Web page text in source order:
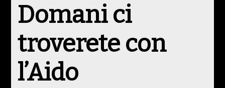
Domani ci
troverete con
l’Aido